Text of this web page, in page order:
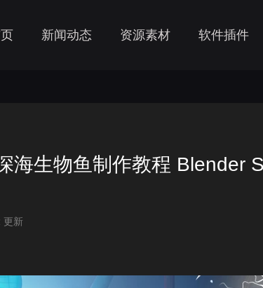
新闻动态 资源素材 软件插件
海生物鱼制作教程 Blender
更新